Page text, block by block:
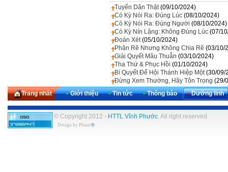
Tuyển Dân Thật (09/10/2024)
Có Kỳ Nói Ra: Đúng Lúc (08/10/2024)
Có Kỳ Nói Ra: Đúng Người (08/10/2024)
Có Kỳ Nín Lặng: Không Đúng Lúc (07/
Đoán Xét (05/10/2024)
Phân Rẽ Nhưng Không Chia Rẽ (03/10/
Giải Quyết Mâu Thuẫn (03/10/2024)
Tha Thứ & Phục Hồi (01/10/2024)
Bí Quyết Để Hội Thánh Hiệp Một (30/09/
Đừng Xem Thường, Hãy Tôn Trọng (29/
Trang nhất
• Giới thiệu • Tin tức • Thông báo • Dưỡng linh
© Copyright 2012 - HTTL Vĩnh Phước. All right reserved.
Design by Phuoc®